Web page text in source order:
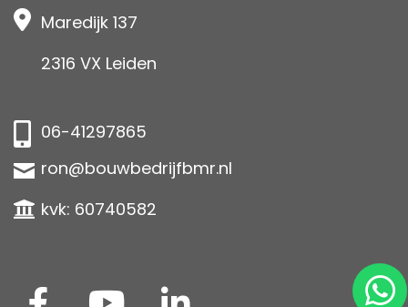
Maredijk 137
2316 VX Leiden
06-41297865
ron@bouwbedrijfbmr.nl
kvk: 60740582